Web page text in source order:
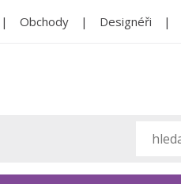
Obchody Designéři